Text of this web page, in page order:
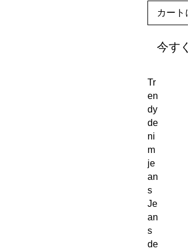
カート
今す
Tr
en
dy
de
ni
m
je
an
s
Je
an
s
de